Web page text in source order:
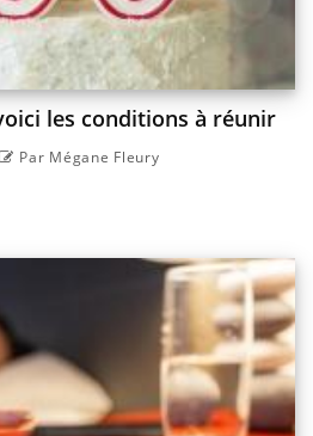
les conditions à réunir
Par Mégane Fleury